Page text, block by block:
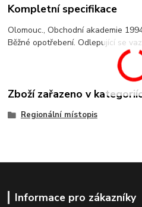
Kompletní specifikace
Olomouc., Obchodní akademie
Běžné opotřebení. Odlepující se
Zboží zařazeno v
Regionální místopis
Informace pro zákazníky